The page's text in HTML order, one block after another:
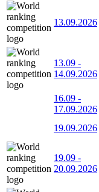
13.09.2026
13.09 -
14.09.2026
16.09 -
17.09.2026
19.09.2026
19.09 -
20.09.2026